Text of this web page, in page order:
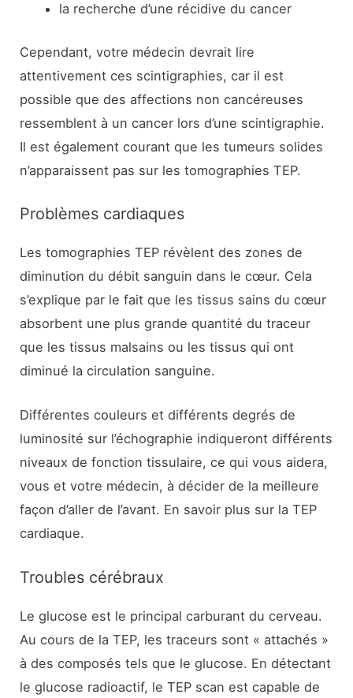
la recherche d’une récidive du cancer
Cependant, votre médecin devrait lire
attentivement ces scintigraphies, car il est
possible que des affections non cancéreuses
ressemblent à un cancer lors d’une scintigraphie.
Il est également courant que les tumeurs solides
n’apparaissent pas sur les tomographies TEP.
Problèmes cardiaques
Les tomographies TEP révèlent des zones de
diminution du débit sanguin dans le cœur. Cela
s’explique par le fait que les tissus sains du cœur
absorbent une plus grande quantité du traceur
que les tissus malsains ou les tissus qui ont
diminué la circulation sanguine.
Différentes couleurs et différents degrés de
luminosité sur l’échographie indiqueront différents
niveaux de fonction tissulaire, ce qui vous aidera,
vous et votre médecin, à décider de la meilleure
façon d’aller de l’avant. En savoir plus sur la TEP
cardiaque.
Troubles cérébraux
Le glucose est le principal carburant du cerveau.
Au cours de la TEP, les traceurs sont « attachés »
à des composés tels que le glucose. En détectant
le glucose radioactif, le TEP scan est capable de